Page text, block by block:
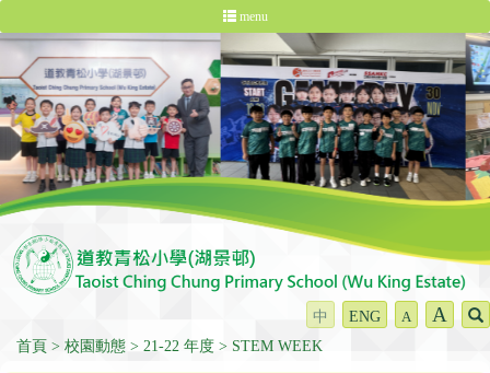
menu
中 ENG A A
首頁 校園動態 21-22 年度 STEM WEEK